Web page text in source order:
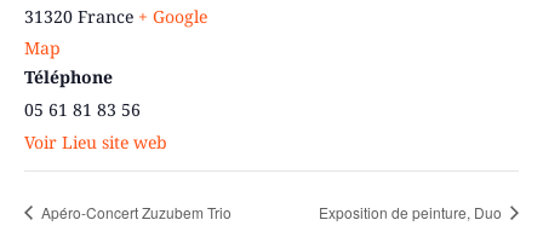
31320 France + Google
Map
Téléphone
05 61 81 83 56
Voir Lieu site web
Apéro-Concert Zuzubem Trio Exposition de peinture, Duo